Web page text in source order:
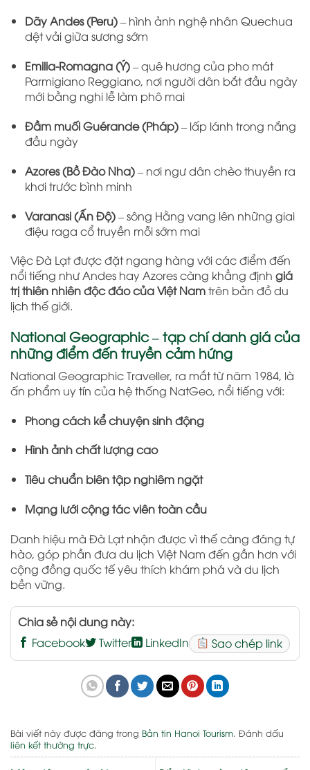
Dãy Andes (Peru)– hình ảnh nghệ nhân Quechua
dệt vải giữa sương sớm
Emilia-Romagna (Ý)– quê hương của pho mát
Parmigiano Reggiano, nơi người dân bắt đầu ngày
mới bằng nghi lễ làm phô mai
Đầm muối Guérande (Pháp)– lấp lánh trong nắng
đầu ngày
Azores (Bồ Đào Nha)– nơi ngư dân chèo thuyền ra
khơi trước bình minh
Varanasi (Ấn Độ)– sông Hằng vang lên những giai
điệu raga cổ truyền mỗi sớm mai
Việc Đà Lạt được đặt ngang hàng với các điểm đến
nổi tiếng như Andes hay Azores càng khẳng định giá
trị thiên nhiên độc đáo của Việt Namtrên bản đồ du
lịch thế giới.
National Geographic – tạp chí danh giá của
những điểm đến truyền cảm hứng
National Geographic Traveller, ra mắt từ năm 1984, là
ấn phẩm uy tín của hệ thống NatGeo, nổi tiếng với:
Phong cách kể chuyện sinh động
Hình ảnh chất lượng cao
Tiêu chuẩn biên tập nghiêm ngặt
Mạng lưới cộng tác viên toàn cầu
Danh hiệu mà Đà Lạt nhận được vì thế càng đáng tự
hào, góp phần đưa du lịch Việt Nam đến gần hơn với
cộng đồng quốc tế yêu thích khám phá và du lịch
bền vững.
Chia sẻ nội dung này:
Facebook
Twitter LinkedIn Sao chép link
Bài viết này được đăng trong Bản tin Hanoi Tourism. Đánh dấu
liên kết thường trực.